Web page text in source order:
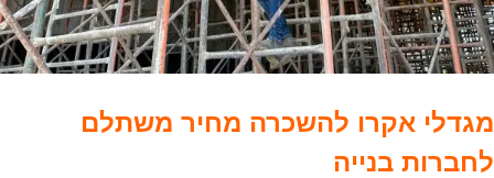
מגדלי אקרו להשכרה מחיר משתלם
לחברות בנייה